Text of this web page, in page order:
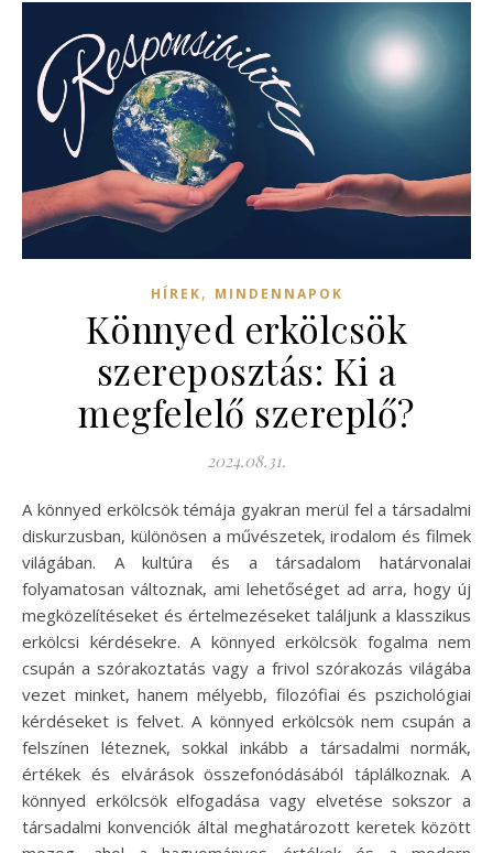
HÍREK, MINDENNAPOK
Könnyed erkölcsök
szereposztás: Ki a
megfelelő szereplő?
2024.08.31.
A könnyed erkölcsök témája gyakran merül fel a társadalmi
diskurzusban, különösen a művészetek, irodalom és filmek
világában. A kultúra és a társadalom határvonalai
folyamatosan változnak, ami lehetőséget ad arra, hogy új
megközelítéseket és értelmezéseket találjunk a klasszikus
erkölcsi kérdésekre. A könnyed erkölcsök fogalma nem
csupán a szórakoztatás vagy a frivol szórakozás világába
vezet minket, hanem mélyebb, filozófiai és pszichológiai
kérdéseket is felvet. A könnyed erkölcsök nem csupán a
felszínen léteznek, sokkal inkább a társadalmi normák,
értékek és elvárások összefonódásából táplálkoznak. A
könnyed erkölcsök elfogadása vagy elvetése sokszor a
társadalmi konvenciók által meghatározott keretek között